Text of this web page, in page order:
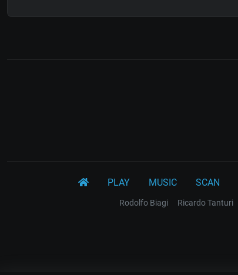
PLAY MUSIC SCAN
Rodolfo Biagi Ricardo Tanturi